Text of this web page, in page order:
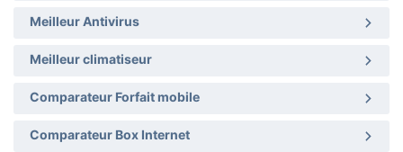
Meilleur Antivirus
Meilleur climatiseur
Comparateur Forfait mobile
Comparateur Box Internet